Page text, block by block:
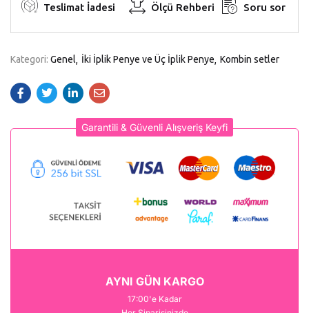
Teslimat İadesi Ölçü Rehberi Soru sor
Kategori: Genel İki İplik Penye ve Üç İplik Penye Kombin setler
Garantili & Güvenli Alışveriş Keyfi
AYNI GÜN KARGO
17:00'e Kadar